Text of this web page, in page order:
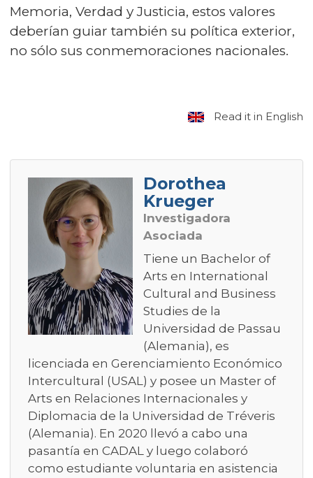
Memoria, Verdad y Justicia, estos valores
deberían guiar también su política exterior,
no sólo sus conmemoraciones nacionales.
Read it in English
Dorothea
Krueger
Investigadora
Asociada
Tiene un Bachelor of
Arts en International
Cultural and Business
Studies de la
Universidad de Passau
(Alemania), es
licenciada en Gerenciamiento Económico
Intercultural (USAL) y posee un Master of
Arts en Relaciones Internacionales y
Diplomacia de la Universidad de Tréveris
(Alemania). En 2020 llevó a cabo una
pasantía en CADAL y luego colaboró
como estudiante voluntaria en asistencia